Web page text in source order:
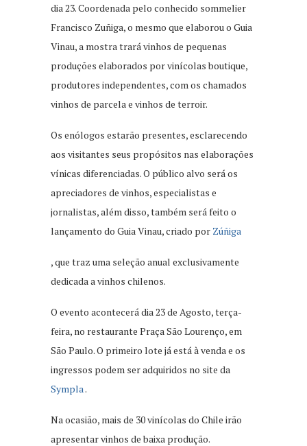
dia 23. Coordenada pelo conhecido sommelier
Francisco Zuñiga, o mesmo que elaborou o Guia
Vinau, a mostra trará vinhos de pequenas
produções elaborados por vinícolas boutique,
produtores independentes, com os chamados
vinhos de parcela e vinhos de terroir.
Os enólogos estarão presentes, esclarecendo
aos visitantes seus propósitos nas elaborações
vínicas diferenciadas. O público alvo será os
apreciadores de vinhos, especialistas e
jornalistas, além disso, também será feito o
lançamento do Guia Vinau, criado por Zúñiga
, que traz uma seleção anual exclusivamente
dedicada a vinhos chilenos.
O evento acontecerá dia 23 de Agosto, terça-
feira, no restaurante Praça São Lourenço, em
São Paulo. O primeiro lote já está à venda e os
ingressos podem ser adquiridos no site da
Sympla .
Na ocasião, mais de 30 vinícolas do Chile irão
apresentar vinhos de baixa produção.